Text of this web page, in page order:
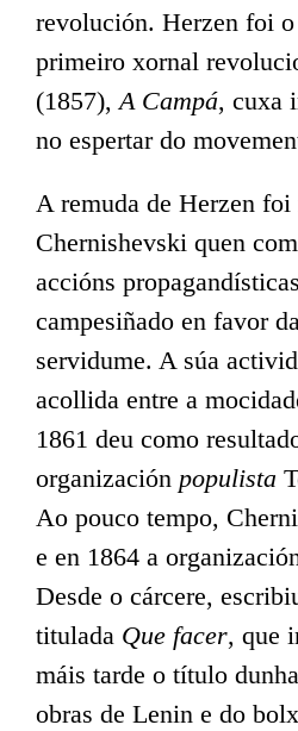
revolución. Herzen foi
primeiro xornal
(1857),A Campá, cuxa
no espertar do
A remuda de Herzen
Chernishevski quen
accións
campesiñado en favor
servidume. A súa
acollida entre a
1861 deu como
organización populista
Ao pouco tempo,
e en 1864 a
Desde o cárcere,
titulada Que facer, que
máis tarde o título
obras de Lenin e do